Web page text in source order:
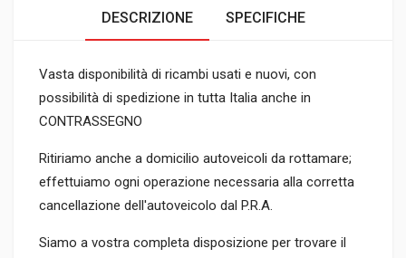
DESCRIZIONE SPECIFICHE
Vasta disponibilità di ricambi usati e nuovi, con
possibilità di spedizione in tutta Italia anche in
CONTRASSEGNO
Ritiriamo anche a domicilio autoveicoli da rottamare;
effettuiamo ogni operazione necessaria alla corretta
cancellazione dell'autoveicolo dal P.R.A.
Siamo a vostra completa disposizione per trovare il